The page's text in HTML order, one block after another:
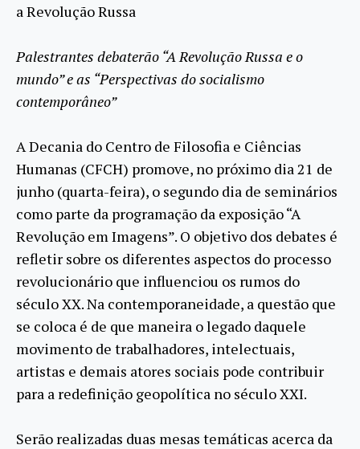
a Revolução Russa
Palestrantes debaterão “A Revolução Russa e o
mundo” e as “Perspectivas do socialismo
contemporâneo”
A Decania do Centro de Filosofia e Ciências
Humanas (CFCH) promove, no próximo dia 21 de
junho (quarta-feira), o segundo dia de seminários
como parte da programação da exposição “A
Revolução em Imagens”. O objetivo dos debates é
refletir sobre os diferentes aspectos do processo
revolucionário que influenciou os rumos do
século XX. Na contemporaneidade, a questão que
se coloca é de que maneira o legado daquele
movimento de trabalhadores, intelectuais,
artistas e demais atores sociais pode contribuir
para a redefinição geopolítica no século XXI.
Serão realizadas duas mesas temáticas acerca da